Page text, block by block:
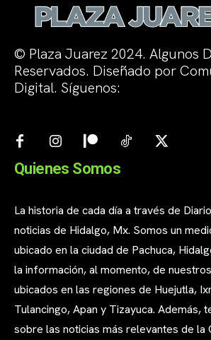
© Plaza Juarez 2024. Algunos
Reservados. Diseñado por
Digital. Síguenos:
Quienes Somos
La historia de cada día a través de
noticias de Hidalgo, Mx. Somos un
ubicado en la ciudad de Pachuca,
la información, al momento, de
ubicados en las regiones de Huejutla,
Tulancingo, Apan y Tizayuca. Además,
sobre las noticias más relevantes de la